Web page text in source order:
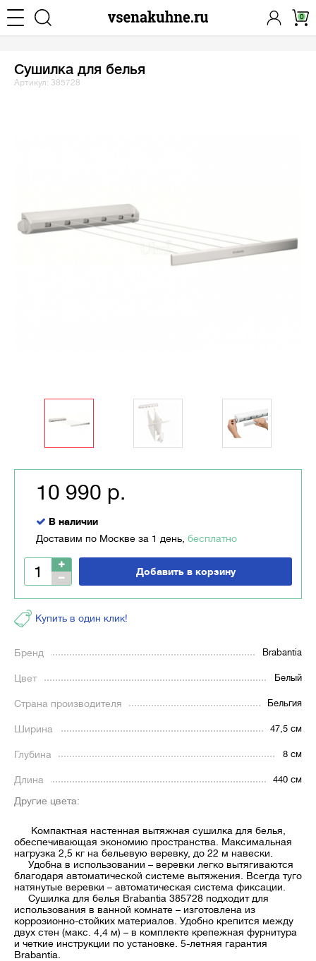
0
Сушилка для белья
Артикул: 385728
Бренд Brabantia
Цвет Белый
Страна производителя Бельгия
Ширина 47,5 см
Глубина 8 см
Длина 440 см
Другие цвета:
Компактная настенная вытяжная сушилка для белья,
обеспечивающая экономию пространства. Максимальная
нагрузка 2,5 кг на бельевую веревку, до 22 м навески.
Удобна в использовании – веревки легко вытягиваются
благодаря автоматической системе вытяжения. Всегда туго
натянутые веревки – автоматическая система фиксации.
Сушилка для белья Brabantia 385728 подходит для
использования в ванной комнате – изготовлена из
коррозионно-стойких материалов. Удобно крепится между
двух стен (макс. 4,4 м) – в комплекте крепежная фурнитура
и четкие инструкции по установке. 5-летняя гарантия
Brabantia.
10 990 р.
В наличии
Доставим по Москве за 1 день, бесплатно
Добавить в корзину
Купить в один клик!